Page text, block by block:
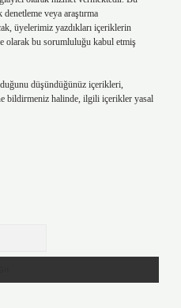
veya araştırma
üyelerimiz yazdıkları içeriklerin
olarak bu sorumluluğu kabul etmiş
düşündüğünüz içerikleri,
bildirmeniz halinde, ilgili içerikler yasal